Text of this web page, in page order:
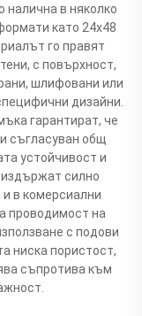
налична в няколко
като 24x48
го правят
с повърхност,
шлифовани или
дизайни.
гарантират, че
съгласуван общ
устойчивост и
силно
в комерсиални
проводимост на
с подови
ниска пористост,
съпротива към